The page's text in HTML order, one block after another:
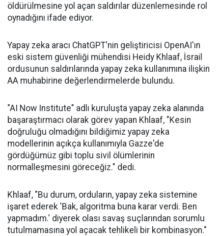
öldürülmesine yol açan saldırılar düzenlemesinde rol
oynadığını ifade ediyor.
Yapay zeka aracı ChatGPT'nin geliştiricisi OpenAI'ın
eski sistem güvenliği mühendisi Heidy Khlaaf, İsrail
ordusunun saldırılarında yapay zeka kullanımına ilişkin
AA muhabirine değerlendirmelerde bulundu.
"AI Now Institute" adlı kuruluşta yapay zeka alanında
başaraştırmacı olarak görev yapan Khlaaf, "Kesin
doğruluğu olmadığını bildiğimiz yapay zeka
modellerinin açıkça kullanımıyla Gazze'de
gördüğümüz gibi toplu sivil ölümlerinin
normalleşmesini göreceğiz." dedi.
Khlaaf, "Bu durum, orduların, yapay zeka sistemine
işaret ederek 'Bak, algoritma buna karar verdi. Ben
yapmadım.' diyerek olası savaş suçlarından sorumlu
tutulmamasına yol açacak tehlikeli bir kombinasyon."